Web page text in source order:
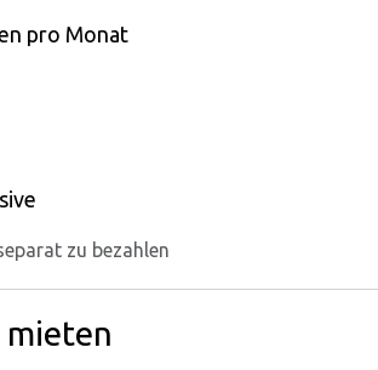
pro Monat
zu bezahlen
mieten